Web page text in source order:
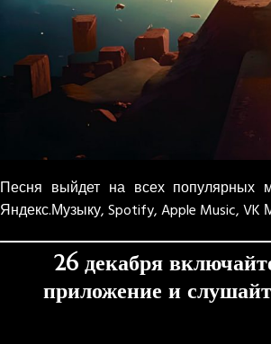
Песня выйдет на всех популярных
Яндекс.Музыку, Spotify, Apple Music, VK
26 декабря
приложение и